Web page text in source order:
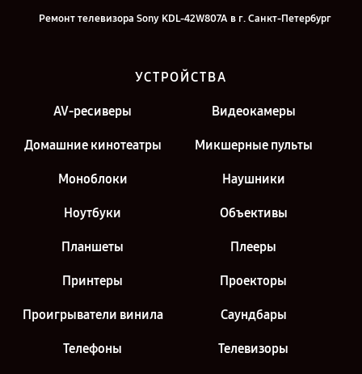
Ремонт телевизора Sony KDL-42W807A в г. Санкт-Петербург
УСТРОЙСТВА
AV-ресиверы Видеокамеры
Домашние кинотеатры Микшерные пульты
Моноблоки Наушники
Ноутбуки Объективы
Планшеты Плееры
Принтеры Проекторы
Проигрыватели винила Саундбары
Телефоны Телевизоры